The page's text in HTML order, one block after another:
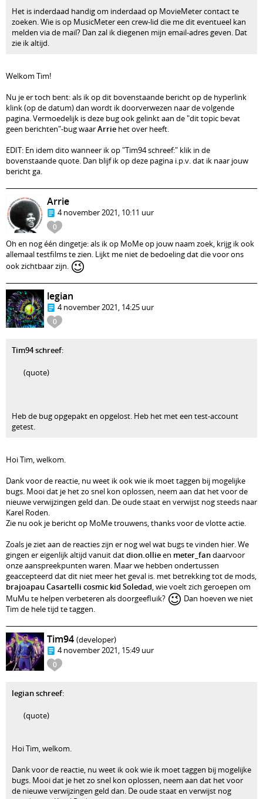
Het is inderdaad handig om inderdaad op MovieMeter contact te
zoeken. Wie is op MusicMeter een crew-lid die me dit eventueel kan
melden via de mail? Dan zal ik diegenen mijn email-adres geven. Dat
zie ik altijd.
Welkom Tim!
Nu je er toch bent: als ik op dit bovenstaande bericht op de hyperlink
klink (op de datum) dan wordt ik doorverwezen naar de volgende
pagina. Vermoedelijk is deze bug ook gelinkt aan de "dit topic bevat
geen berichten"-bug waarArrie het over heeft.
EDIT: En idem dito wanneer ik op "Tim94 schreef:" klik in de
bovenstaande quote. Dan blijf ik op deze pagina i.p.v. dat ik naar jouw
bericht ga.
0
Arrie
4 november 2021, 10:11 uur
Oh en nog één dingetje: als ik op MoMe op jouw naam zoek, krijg ik ook
allemaal testfilms te zien. Lijkt me niet de bedoeling dat die voor ons
ook zichtbaar zijn. 😉
0
legian
4 november 2021, 14:25 uur
Tim94 schreef:
(quote)
Heb de bug opgepakt en opgelost. Heb het met een test-account
getest.
Hoi Tim, welkom.
Dank voor de reactie, nu weet ik ook wie ik moet taggen bij mogelijke
bugs. Mooi dat je het zo snel kon oplossen, neem aan dat het voor de
nieuwe verwijzingen geld dan. De oude staat en verwijst nog steeds naar
Karel Roden.
Zie nu ook je bericht op MoMe trouwens, thanks voor de vlotte actie.
Zoals je ziet aan de reacties zijn er nog wel wat bugs te vinden hier. We
gingen er eigenlijk altijd vanuit datdion.ollieen meter_fandaarvoor
onze aanspreekpunten waren. Maar we hebben ondertussen
geaccepteerd dat dit niet meer het geval is. met betrekking tot de mods,
brajoapauCasartelli cosmic kid Soledad, wie voelt zich geroepen om
MuMu te helpen verbeteren als doorgeefluik? 😉 Dan hoeven we niet
Tim de hele tijd te taggen.
0
Tim94 (developer)
4 november 2021, 15:49 uur
legian schreef:
(quote)
Hoi Tim, welkom.
Dank voor de reactie, nu weet ik ook wie ik moet taggen bij mogelijke
bugs. Mooi dat je het zo snel kon oplossen, neem aan dat het voor
de nieuwe verwijzingen geld dan. De oude staat en verwijst nog